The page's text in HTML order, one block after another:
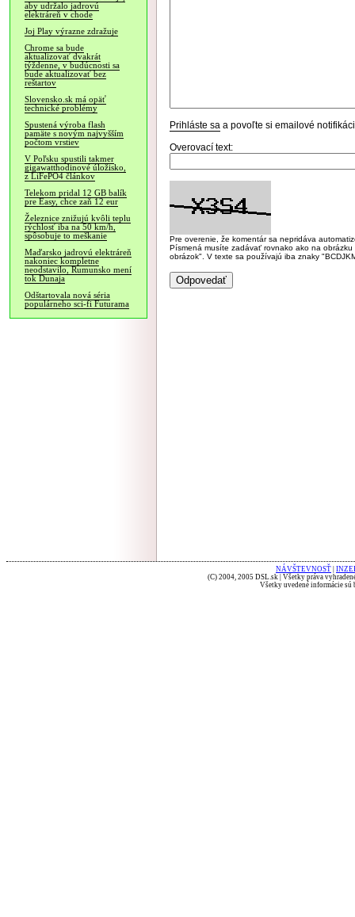
aby udržalo jadrovú
elektráreň v chode
Joj Play výrazne zdražuje
Chrome sa bude
aktualizovať dvakrát
týždenne, v budúcnosti sa
bude aktualizovať bez
reštartov
Slovensko.sk má opäť
technické problémy
Spustená výroba flash
pamäte s novým najvyšším
počtom vrstiev
V Poľsku spustili takmer
gigawatthodinové úložisko,
z LiFePO4 článkov
Telekom pridal 12 GB balík
pre Easy, chce zaň 12 eur
Železnice znižujú kvôli teplu
rýchlosť iba na 50 km/h,
spôsobuje to meškanie
Maďarsko jadrovú elektráreň
nakoniec kompletne
neodstavilo, Rumunsko mení
tok Dunaja
Odštartovala nová séria
populárneho sci-fi Futurama
Prihláste sa a povoľte si emailové
Overovací text:
Pre overenie, že komentár sa nepridáva
Písmená musíte zadávať rovnako ako na
obrázok". V texte sa používajú iba znaky
NÁVŠTEVNOSŤ
(C) 2004, 2005 DSL.sk | Všetky práva
Všetky uvedené informácie sú